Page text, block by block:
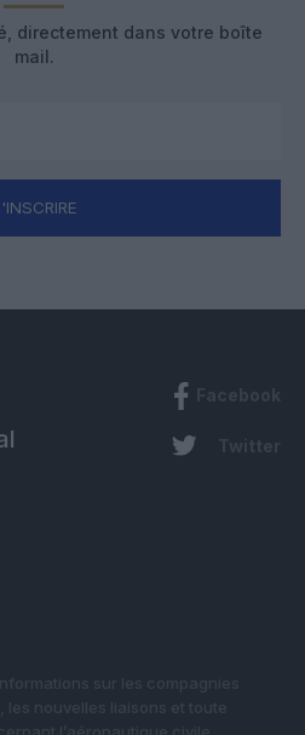
directement dans votre boîte
mail.